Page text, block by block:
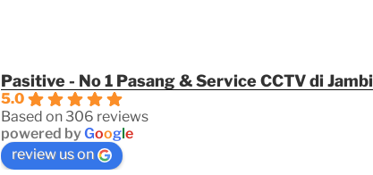
Pasitive - No 1 Pasang & Service CCTV di Jambi
5.0
Based on 306 reviews
powered byGoogle
review us on